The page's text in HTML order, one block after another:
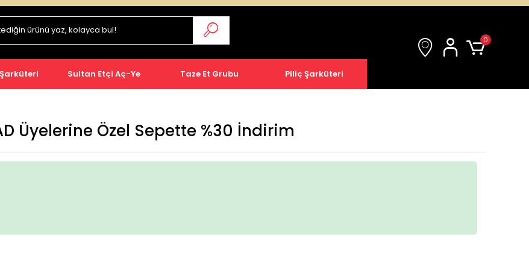
0
Şarküteri Sultan Etçi Aç-Ye Taze Et Grubu Piliç Şarküteri
Üyelerine Özel Sepette %30 İndirim